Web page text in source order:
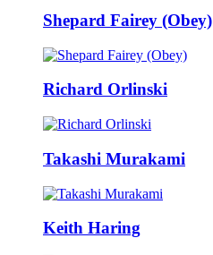
Shepard Fairey (Obey)
Richard Orlinski
Takashi Murakami
Keith Haring